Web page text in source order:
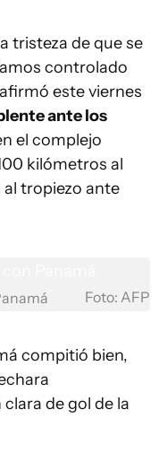
tristeza de que se
controlado
este viernes
ante los
el complejo
kilómetros al
tropiezo ante
Foto: AFP
compitió bien,
de gol de la